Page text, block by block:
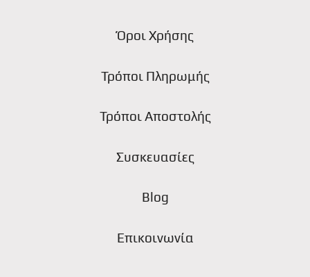
Όροι Χρήσης
Τρόποι Πληρωμής
Τρόποι Αποστολής
Συσκευασίες
Blog
Επικοινωνία